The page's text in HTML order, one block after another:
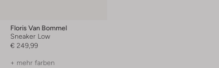
Floris Van Bommel
Sneaker Low
€ 249,99
+ mehr farben